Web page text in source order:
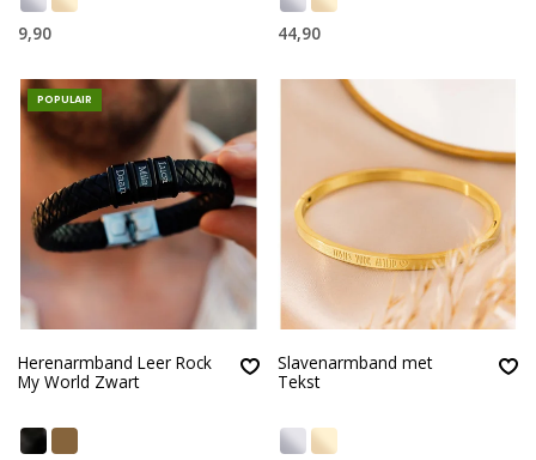
9,90 44,90
POPULAIR
Herenarmband Leer Rock
My World Zwart
Slavenarmband met
Tekst